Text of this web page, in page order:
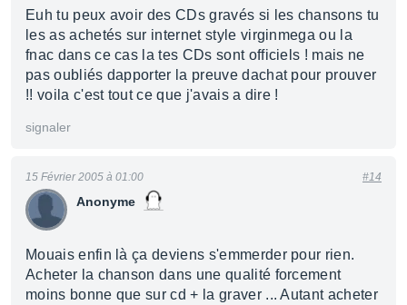
Euh tu peux avoir des CDs gravés si les chansons tu
les as achetés sur internet style virginmega ou la
fnac dans ce cas la tes CDs sont officiels ! mais ne
pas oubliés dapporter la preuve dachat pour prouver
!! voila c'est tout ce que j'avais a dire !
signaler
Anonyme
15 Février 2005 à 01:00 #14
Mouais enfin là ça deviens s'emmerder pour rien.
Acheter la chanson dans une qualité forcement
moins bonne que sur cd + la graver ... Autant acheter